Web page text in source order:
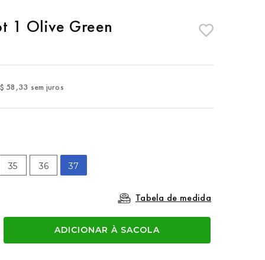
1 Olive Green
58 ,33 sem juros
35 36 37
Tabela de medida
ADICIONAR À SACOLA